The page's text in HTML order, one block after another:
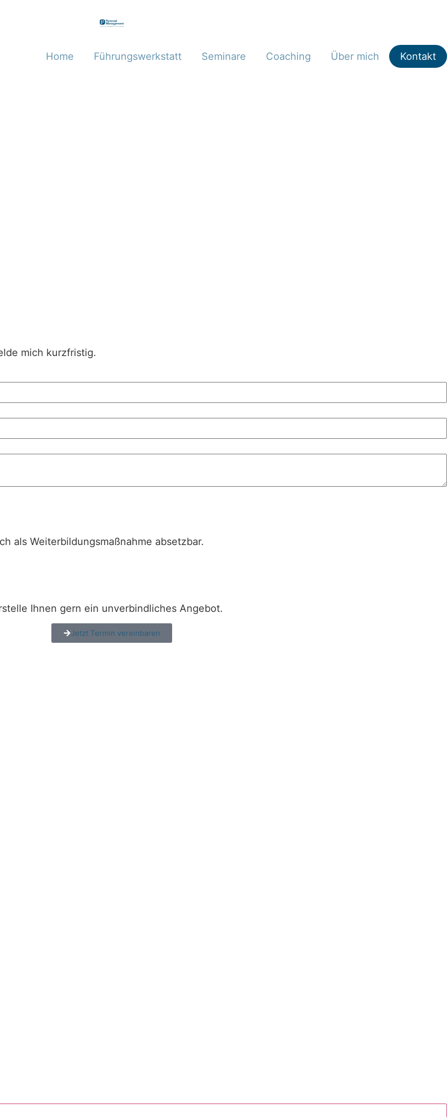
Home Führungswerkstatt Seminare Coaching Über mich Kontakt
mich kurzfristig.
als Weiterbildungsmaßnahme absetzbar.
Ihnen gern ein unverbindliches Angebot.
Jetzt Termin vereinbaren